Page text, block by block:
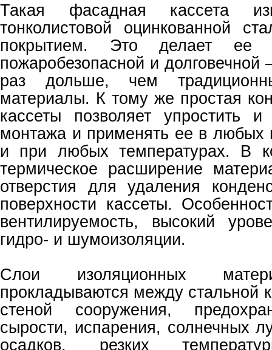
Такая фасадная кассета
тонколистовой оцинкованной
покрытием. Это делает ее
пожаробезопасной и
раз дольше, чем
материалы. К тому же простая
кассеты позволяет упростить и
монтажа и применять ее в любых
и при любых температурах. В
термическое расширение
отверстия для удаления
поверхности кассеты.
вентилируемость, высокий
гидро- и шумоизоляции.
Слои изоляционных
прокладываются между стальной
стеной сооружения,
сырости, испарения, солнечных
осадков, резких